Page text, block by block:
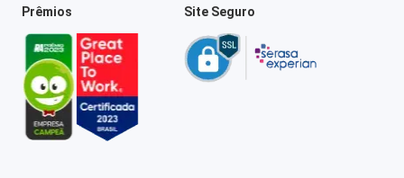
Prêmios Site Seguro